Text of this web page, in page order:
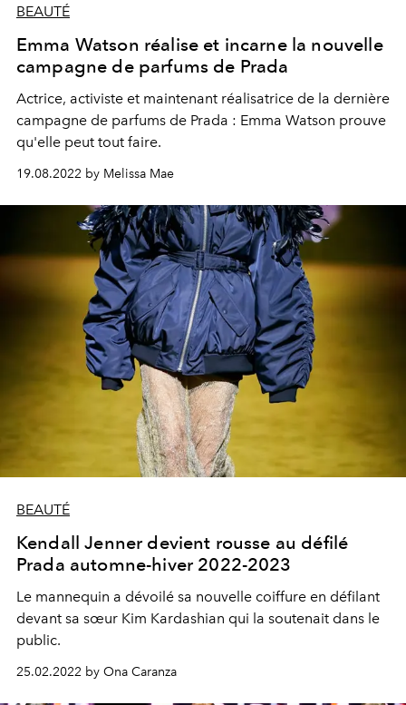
BEAUTÉ
Emma Watson réalise et incarne la nouvelle
campagne de parfums de Prada
Actrice, activiste et maintenant réalisatrice de la dernière
campagne de parfums de Prada : Emma Watson prouve
qu'elle peut tout faire.
19.08.2022 by Melissa Mae
BEAUTÉ
Kendall Jenner devient rousse au défilé
Prada automne-hiver 2022-2023
Le mannequin a dévoilé sa nouvelle coiffure en défilant
devant sa sœur Kim Kardashian qui la soutenait dans le
public.
25.02.2022 by Ona Caranza